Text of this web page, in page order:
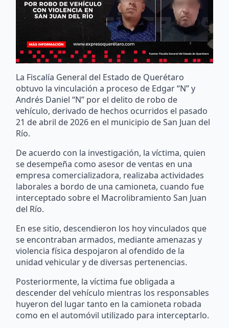
La Fiscalía General del Estado de Querétaro
obtuvo la vinculación a proceso de Edgar “N” y
Andrés Daniel “N” por el delito de robo de
vehículo, derivado de hechos ocurridos el pasado
21 de abril de 2026 en el municipio de San Juan del
Río.
De acuerdo con la investigación, la víctima, quien
se desempeña como asesor de ventas en una
empresa comercializadora, realizaba actividades
laborales a bordo de una camioneta, cuando fue
interceptado sobre el Macrolibramiento San Juan
del Río.
En ese sitio, descendieron los hoy vinculados que
se encontraban armados, mediante amenazas y
violencia física despojaron al ofendido de la
unidad vehicular y de diversas pertenencias.
Posteriormente, la víctima fue obligada a
descender del vehículo mientras los responsables
huyeron del lugar tanto en la camioneta robada
como en el automóvil utilizado para interceptarlo.